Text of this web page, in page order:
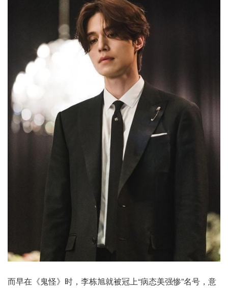
而早在《鬼怪》时，李栋旭就被冠上“病态美强惨”名号，意